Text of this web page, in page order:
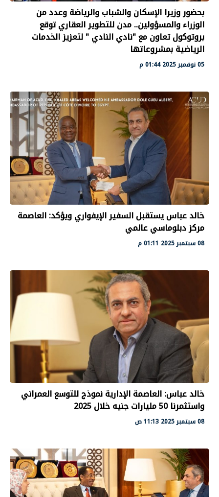
بحضور وزيرا الإسكان والشباب والرياضة وعدد من
الوزراء والمسؤولين.. مدن للتطوير العقاري توقع
بروتوكول تعاون مع "نادي النادي " لتعزيز الخدمات
الرياضية بمشروعاتها
05 نوفمبر 2025 01:44 م
خالد عباس يستقبل السفير الإيفواري ويؤكد: العاصمة
مركز دبلوماسي عالمي
08 سبتمبر 2025 01:11 م
خالد عباس: العاصمة الإدارية نموذج للتوسع العمراني
واستثمرنا 50 مليارات جنيه خلال 2025
08 سبتمبر 2025 11:13 ص